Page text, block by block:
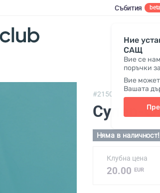
Ние
САЩ
Вие се
поръчки
Вие
Вашата
Събития beta
#2150, Super-Flora
Супер-
Няма в наличност!
Клубна цена
20.00 EUR